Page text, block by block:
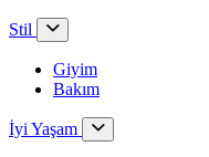
Stil
Giyim
Bakım
İyi Yaşam